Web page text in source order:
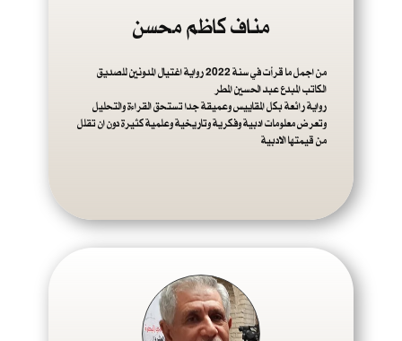
مناف كاظم محسن
من اجمل ما قرأت في سنة 2022 رواية اغتيال المدونين للصديق
الكاتب المبدع عبد الحسين المطر
رواية رائعة بكل المقاييس وعميقة جدا تستحق القراءة والتحليل
وتعرض معلومات ادبية وفكرية وتاريخية وعلمية كثيرة دون ان تقلل
من قيمتها الادبية